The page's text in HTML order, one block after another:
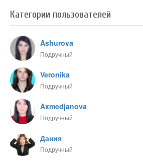
Категории пользователей
Ashurova
Подручный
Veronika
Подручный
Axmedjanova
Подручный
Дания
Подручный